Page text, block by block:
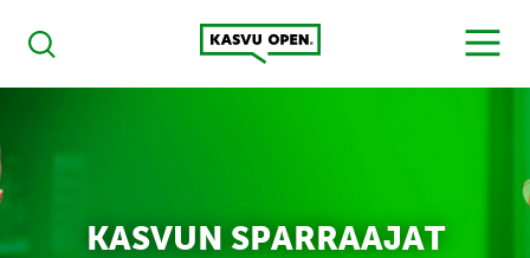
Haku
Kasvu Open
MENU
KASVUN SPARRAAJAT